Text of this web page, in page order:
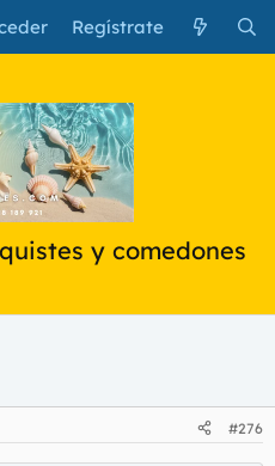
Regístrate
y comedones
#276